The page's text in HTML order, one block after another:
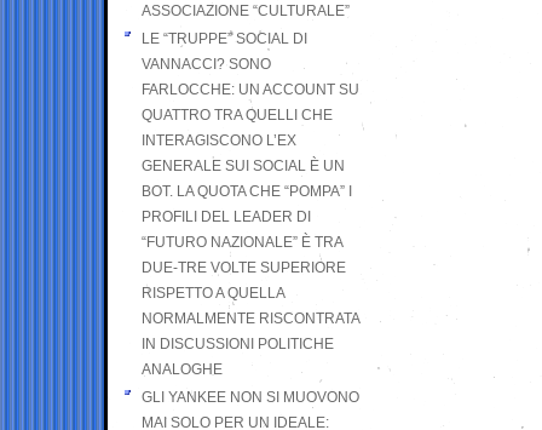
ASSOCIAZIONE “CULTURALE”
LE “TRUPPE” SOCIAL DI
VANNACCI? SONO
FARLOCCHE: UN ACCOUNT SU
QUATTRO TRA QUELLI CHE
INTERAGISCONO L’EX
GENERALE SUI SOCIAL È UN
BOT. LA QUOTA CHE “POMPA” I
PROFILI DEL LEADER DI
“FUTURO NAZIONALE” È TRA
DUE-TRE VOLTE SUPERIORE
RISPETTO A QUELLA
NORMALMENTE RISCONTRATA
IN DISCUSSIONI POLITICHE
ANALOGHE
GLI YANKEE NON SI MUOVONO
MAI SOLO PER UN IDEALE: